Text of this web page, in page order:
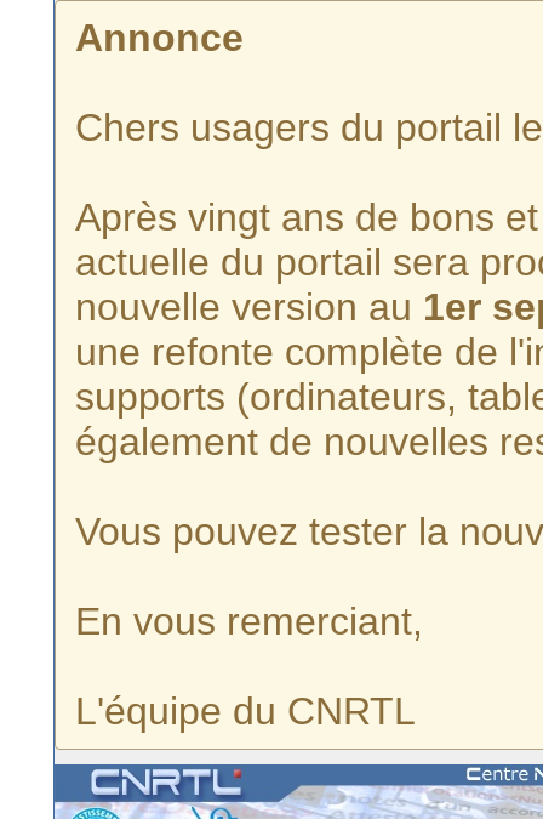
Annonce
Chers usagers du portail
Après vingt ans de bons
actuelle du portail sera
nouvelle version au 1er
une refonte complète de
supports (ordinateurs,
également de nouvelles
Vous pouvez tester la
En vous remerciant,
L'équipe du CNRTL